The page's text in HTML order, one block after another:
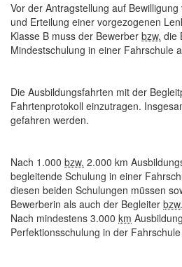
Vor der Antragstellung auf
und Erteilung einer vorgezogenen
Klasse B muss der Bewerber bzw. die
Mindestschulung in einer Fahrschule
Die Ausbildungsfahrten mit der
Fahrtenprotokoll einzutragen.
gefahren werden.
Nach 1.000 bzw. 2.000 km
begleitende Schulung in einer
diesen beiden Schulungen müssen
Bewerberin als auch der Begleiter bzw.
Nach mindestens 3.000 km
Perfektionsschulung in der